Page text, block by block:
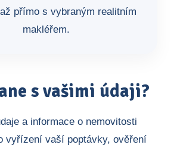
přímo s vybraným realitním
makléřem.
s vašimi údaji?
a informace o nemovitosti
vyřízení vaší poptávky, ověření